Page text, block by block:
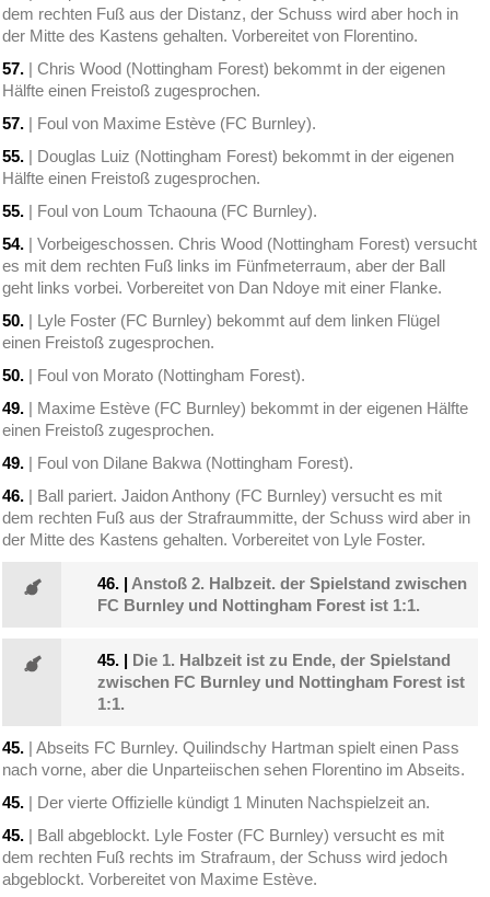
dem rechten Fuß aus der Distanz, der Schuss wird aber hoch in
der Mitte des Kastens gehalten. Vorbereitet von Florentino.
57. | Chris Wood (Nottingham Forest) bekommt in der eigenen
Hälfte einen Freistoß zugesprochen.
57. | Foul von Maxime Estève (FC Burnley).
55. | Douglas Luiz (Nottingham Forest) bekommt in der eigenen
Hälfte einen Freistoß zugesprochen.
55. | Foul von Loum Tchaouna (FC Burnley).
54. | Vorbeigeschossen. Chris Wood (Nottingham Forest) versucht
es mit dem rechten Fuß links im Fünfmeterraum, aber der Ball
geht links vorbei. Vorbereitet von Dan Ndoye mit einer Flanke.
50. | Lyle Foster (FC Burnley) bekommt auf dem linken Flügel
einen Freistoß zugesprochen.
50. | Foul von Morato (Nottingham Forest).
49. | Maxime Estève (FC Burnley) bekommt in der eigenen Hälfte
einen Freistoß zugesprochen.
49. | Foul von Dilane Bakwa (Nottingham Forest).
46. | Ball pariert. Jaidon Anthony (FC Burnley) versucht es mit
dem rechten Fuß aus der Strafraummitte, der Schuss wird aber in
der Mitte des Kastens gehalten. Vorbereitet von Lyle Foster.
46. | Anstoß 2. Halbzeit. der Spielstand zwischen
FC Burnley und Nottingham Forest ist 1:1.
45. | Die 1. Halbzeit ist zu Ende, der Spielstand
zwischen FC Burnley und Nottingham Forest ist
1:1.
45. | Abseits FC Burnley. Quilindschy Hartman spielt einen Pass
nach vorne, aber die Unparteiischen sehen Florentino im Abseits.
45. | Der vierte Offizielle kündigt 1 Minuten Nachspielzeit an.
45. | Ball abgeblockt. Lyle Foster (FC Burnley) versucht es mit
dem rechten Fuß rechts im Strafraum, der Schuss wird jedoch
abgeblockt. Vorbereitet von Maxime Estève.